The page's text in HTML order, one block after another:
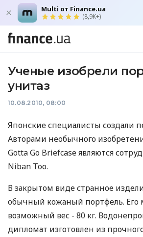
Multi от Finance.ua
(8,9K+)
Ученые изобрели
унитаз
10.08.2010, 08:00
Японские специалисты создали
Авторами необычного
Gotta Go Briefcase являются
Niban Toо.
В закрытом виде странное
обычный кожаный портфель. Его
возможный вес - 80 кг.
дипломат изготовлен из